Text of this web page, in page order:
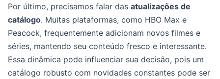
Por último, precisamos falar das atualizações de
catálogo. Muitas plataformas, como HBO Max e
Peacock, frequentemente adicionam novos filmes e
séries, mantendo seu conteúdo fresco e interessante.
Essa dinâmica pode influenciar sua decisão, pois um
catálogo robusto com novidades constantes pode ser